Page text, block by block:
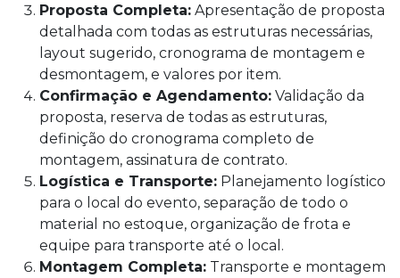
Proposta Completa: Apresentação de proposta
detalhada com todas as estruturas necessárias,
layout sugerido, cronograma de montagem e
desmontagem, e valores por item.
Confirmação e Agendamento: Validação da
proposta, reserva de todas as estruturas,
definição do cronograma completo de
montagem, assinatura de contrato.
Logística e Transporte: Planejamento logístico
para o local do evento, separação de todo o
material no estoque, organização de frota e
equipe para transporte até o local.
Montagem Completa: Transporte e montagem